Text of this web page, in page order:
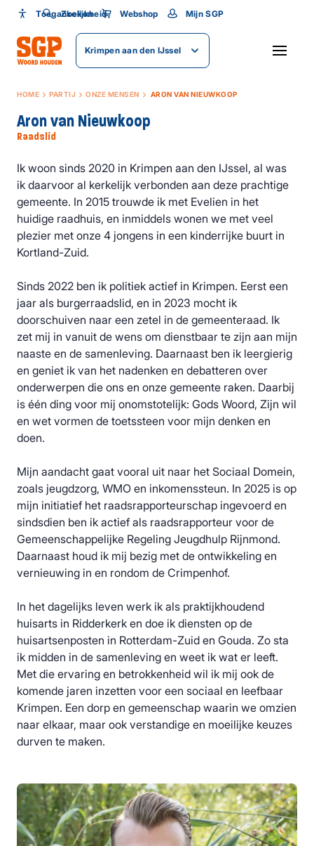
Toegankelijkheid
Toegankelijkheid
Lettergrootte
Zoeken Webshop Mijn SGP
Krimpen aan den IJssel
HOME PARTIJ ONZE MENSEN ARON VAN NIEUWKOOP
Aron van Nieuwkoop
Raadslid
Ik woon sinds 2020 in Krimpen aan den IJssel, al was
ik daarvoor al kerkelijk verbonden aan deze prachtige
gemeente. In 2015 trouwde ik met Evelien in het
huidige raadhuis, en inmiddels wonen we met veel
plezier met onze 4 jongens in een kinderrijke buurt in
Kortland-Zuid.
Sinds 2022 ben ik politiek actief in Krimpen. Eerst een
jaar als burgerraadslid, en in 2023 mocht ik
doorschuiven naar een zetel in de gemeenteraad. Ik
zet mij in vanuit de wens om dienstbaar te zijn aan mijn
naaste en de samenleving. Daarnaast ben ik leergierig
en geniet ik van het nadenken en debatteren over
onderwerpen die ons en onze gemeente raken. Daarbij
is één ding voor mij onomstotelijk: Gods Woord, Zijn wil
en wet vormen de toetssteen voor mijn denken en
doen.
Mijn aandacht gaat vooral uit naar het Sociaal Domein,
zoals jeugdzorg, WMO en inkomenssteun. In 2025 is op
mijn initiatief het raadsrapporteurschap ingevoerd en
sindsdien ben ik actief als raadsrapporteur voor de
Gemeenschappelijke Regeling Jeugdhulp Rijnmond.
Daarnaast houd ik mij bezig met de ontwikkeling en
vernieuwing in en rondom de Crimpenhof.
In het dagelijks leven werk ik als praktijkhoudend
huisarts in Ridderkerk en doe ik diensten op de
huisartsenposten in Rotterdam-Zuid en Gouda. Zo sta
ik midden in de samenleving en weet ik wat er leeft.
Met die ervaring en betrokkenheid wil ik mij ook de
komende jaren inzetten voor een sociaal en leefbaar
Krimpen. Een dorp en gemeenschap waarin we omzien
naar elkaar, maar ook verstandige en moeilijke keuzes
durven te maken.